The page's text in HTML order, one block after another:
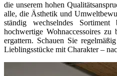
die unserem hohen
alle, die Ästhetik und
ständig wechselndes
hochwertige Wohnaccessoires zu
ergattern. Schauen Sie
Lieblingsstücke mit Charakter –